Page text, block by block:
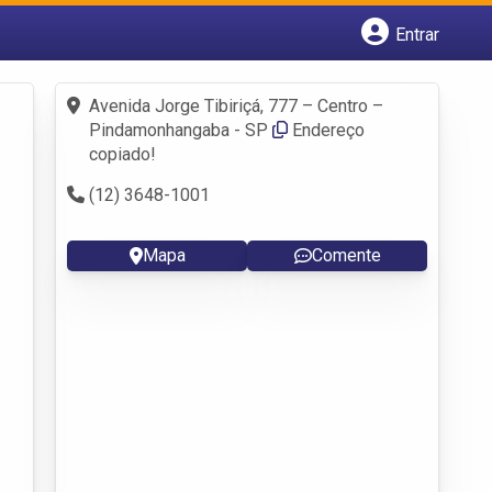
Entrar
Fazer login
Criar conta
Avenida Jorge Tibiriçá, 777 – Centro –
Pindamonhangaba - SP
Endereço
copiado!
(12) 3648-1001
Mapa Comente